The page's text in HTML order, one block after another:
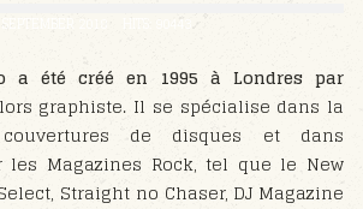
SEPTEMBER 2018 HITS: 90443
a été créé en 1995 à Londres par
graphiste. Il se spécialise dans la
de disques et dans
Magazines Rock, tel que le New
Straight no Chaser, DJ Magazine